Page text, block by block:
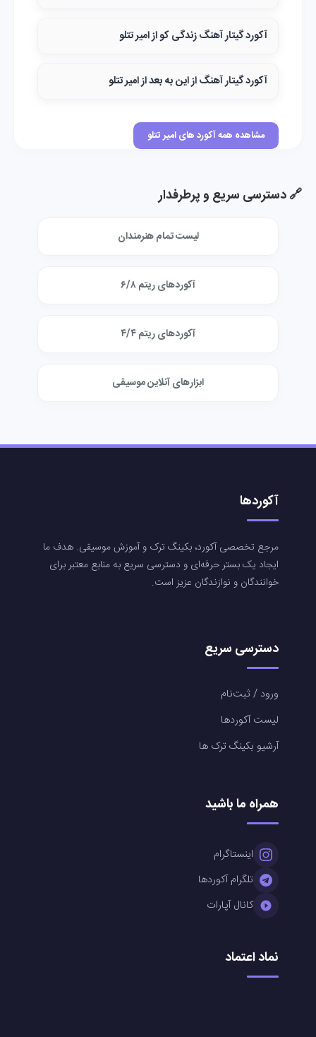
آکورد گیتار آهنگ زندگی کو از امیر تتلو
آکورد گیتار آهنگ از این به بعد از امیر تتلو
مشاهده همه آکورد های امیر تتلو
🔗 دسترسی سریع و پرطرفدار
لیست تمام هنرمندان
آکوردهای ریتم ۶/۸
آکوردهای ریتم ۴/۴
ابزارهای آنلاین موسیقی
آکوردها
مرجع تخصصی آکورد، بکینگ ترک و آموزش موسیقی. هدف ما
ایجاد یک بستر حرفه‌ای و دسترسی سریع به منابع معتبر برای
خوانندگان و نوازندگان عزیز است.
دسترسی سریع
ورود / ثبت‌نام
لیست آکوردها
آرشیو بکینگ ترک ها
همراه ما باشید
اینستاگرام
تلگرام آکوردها
کانال آپارات
نماد اعتماد